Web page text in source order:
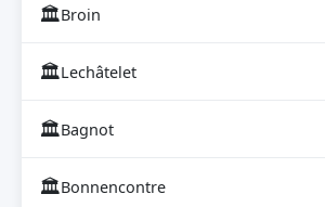
🏛Broin
🏛Lechâtelet
🏛Bagnot
🏛Bonnencontre